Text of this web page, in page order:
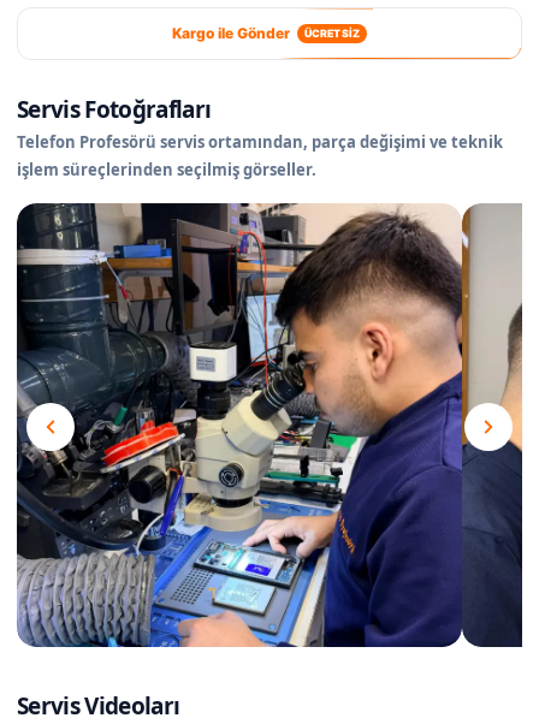
Kargo ile Gönder ÜCRETSİZ
Servis Fotoğrafları
Telefon Profesörü servis ortamından, parça değişimi ve teknik
işlem süreçlerinden seçilmiş görseller.
Servis Videoları